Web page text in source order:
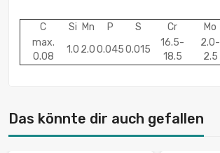
C Si Mn P S Cr Mo
max.
0.08
1.0 2.00.0450.015
16.5-
18.5
2.0-
2.5
Das könnte dir auch gefallen